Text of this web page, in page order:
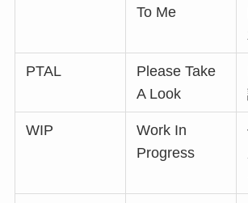
To Me
PTAL
Please Take
A Look
WIP
Work In
Progress